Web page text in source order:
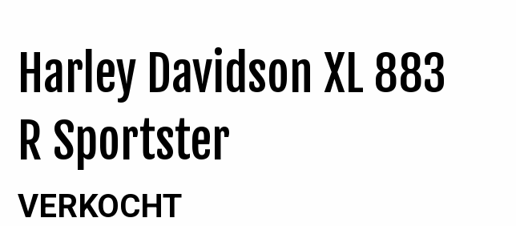
Harley Davidson XL 883
R Sportster
VERKOCHT